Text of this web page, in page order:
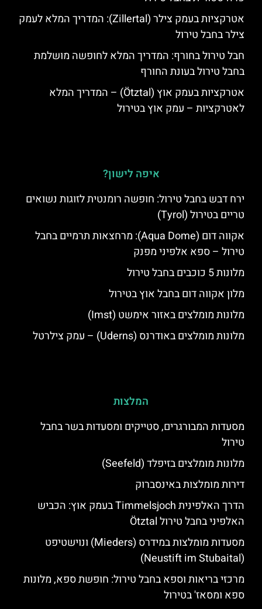
אטרקציות בעמק צילר (Zillertal): המדריך המלא לעמק
צילר בחבל טירול
חבל טירול בחורף: המדריך המלא לחופשה מושלמת
בחבל טירול בעונת החורף
אטרקציות בעמק אוץ (Ötztal) – המדריך המלא
לאטרקציות – עמק אוץ בטירול
איפה לישון?
ירח דבש בחבל טירול: חופשה רומנטית לזוגות נשואים
טריים בטירול (Tyrol)
אקווה דום (Aqua Dome): מרחצאות תרמיים בחבל
טירול – ספא אלפיני מפנק
מלונות 5 כוכבים בחבל טירול
מלון אקווה דום בחבל אוץ בטירול
מלונות מומלצים באזור אימשט (Imst)
מלונות מומלצים באודרנס (Uderns) – עמק צילרטל
המלצות
מסעדות המבורגרים, סטייקים ומסעדות בשר בחבל
טירול
מלונות מומלצים בזיפלד (Seefeld)
דירות מומלצות באינסברוק
הדרך האלפינית Timmelsjoch בעמק אוץ: הכביש
האלפיני בחבל טירול Ötztal
מסעדות מומלצות במידרס (Mieders) ונוישטיפט
(Neustift im Stubaital)
מרכזי בריאות וספא בחבל טירול: חופשת ספא, מלונות
ספא ומסאז' בטירול